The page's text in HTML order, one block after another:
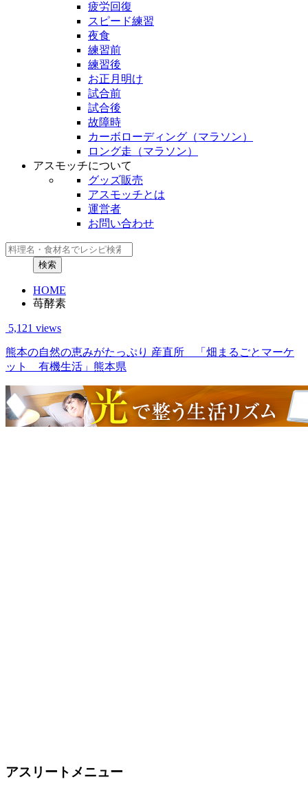
疲労回復
スピード練習
夜食
練習前
練習後
お正月明け
試合前
試合後
故障時
カーボローディング（マラソン）
ロング走（マラソン）
アスモッチについて
グッズ販売
アスモッチとは
運営者
お問い合わせ
HOME
苺酵素
5,121 views
熊本の自然の恵みがたっぷり 産直所 「畑まるごとマーケ
ット 有機生活」熊本県
アスリートメニュー